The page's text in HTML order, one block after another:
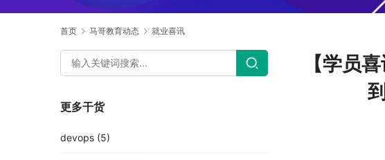
首页 马哥教育动态 就业喜讯
【学员
更多干货
devops (5)